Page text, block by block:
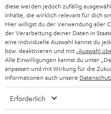
KOPFHÖRER
BLUETOOTH-KOPFHÖRER
STEREOANLAGEN
LAUTSPRECHER
ULTIMA-SERIE
BLOG
NEWSLETTER
STORES
DEINE VORTEILE BEI TEUFEL
NIEDERLANDE
BELGIEN
FRANKREICH
POLEN
diese werden jedoch zufällig
Inhalte, die wirklich relevant für dich
Hier willigst du der Verwendung aller
der Verarbeitung deiner Daten in
eine individuelle Auswahl kannst du
bzw. deaktivieren und mit „Auswahl
Alle Einwilligungen kannst du unter
anpassen und mit Wirkung für die
Informationen auch unsere
Erforderlich